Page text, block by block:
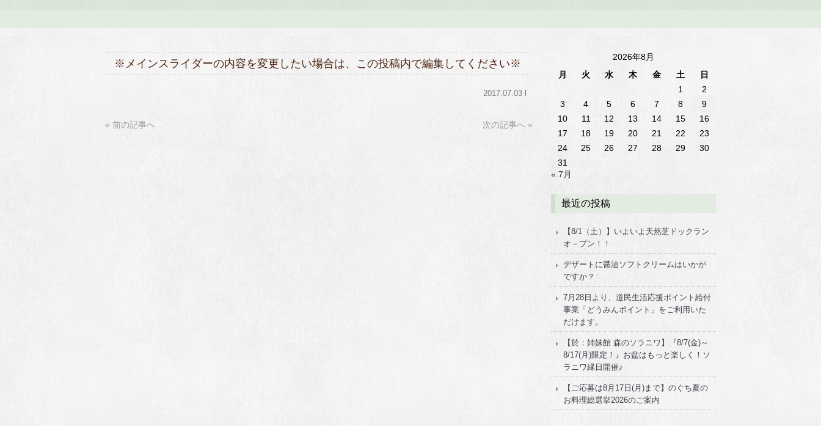
※メインスライダーの内容を変更したい場合は、この投稿内で編集してください※
2017.07.03 l
« 前の記事へ 次の記事へ »
2026年8月
月
火 水 木 金 土
日
1
2
3
4 5 6 7 8
9
10
11 12 13 14 15
16
17
18 19 20 21 22
23
24
25 26 27 28 29
30
31
« 7月
最近の投稿
【8/1（土）】いよいよ天然芝ドックラン
オ－プン！！
デザートに醤油ソフトクリームはいかが
ですか？
7月28日より、道民生活応援ポイント給付
事業「どうみんポイント」をご利用いた
だけます。
【於：姉妹館 森のソラニワ】『8/7(金)～
8/17(月)限定！』お盆はもっと楽しく！ソ
ラニワ縁日開催♪
【ご応募は8月17日(月)まで】のぐち夏の
お料理総選挙2026のご案内